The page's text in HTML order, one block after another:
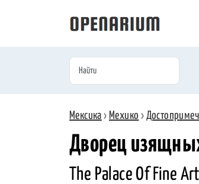
Мексика › Мехико ›
Дворец
The Palace Of Fine